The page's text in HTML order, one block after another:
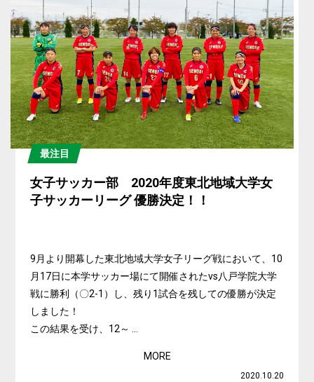
最注目
女子サッカー部 2020年度東北地域大学女
子サッカーリーグ 優勝決定！！
9月より開幕した東北地域大学女子リーグ戦において、10
月17日に本学サッカー場にて開催されたvs八戸学院大学
戦に勝利（〇2-1）し、残り1試合を残しての優勝が決定
しました！
この結果を受け、12～ ...
MORE
2020.10.20